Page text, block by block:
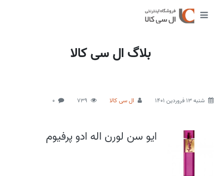
بلاگ ال سی کالا
شنبه 13 فروردین 1401 ال سی کالا 739
0
ایو سن لورن اله ادو پرفیوم